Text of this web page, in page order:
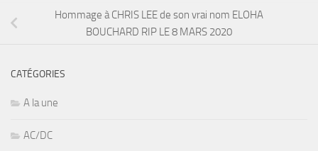
Hommage à CHRIS LEE de son vrai nom ELOHA
BOUCHARD RIP LE 8 MARS 2020
CATÉGORIES
A la une
AC/DC